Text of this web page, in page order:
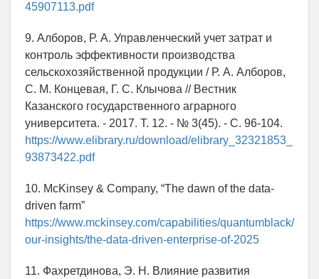
45907113.pdf
9. Алборов, Р. А. Управленческий учет затрат и
контроль эффективности производства
сельскохозяйственной продукции / Р. А. Алборов,
С. М. Концевая, Г. С. Клычова // Вестник
Казанского государственного аграрного
университета. - 2017. Т. 12. - № 3(45). - С. 96-104.
https://www.elibrary.ru/download/elibrary_32321853_
93873422.pdf
10. McKinsey & Company, “The dawn of the data-
driven farm”
https://www.mckinsey.com/capabilities/quantumblack/
our-insights/the-data-driven-enterprise-of-2025
11. Фахретдинова, Э. Н. Влияние развития